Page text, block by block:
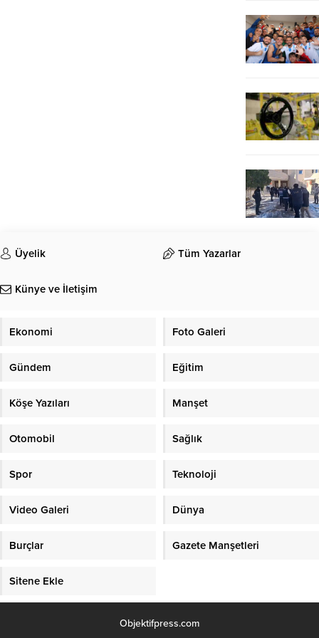
Üyelik Tüm Yazarlar
Künye ve İletişim
Ekonomi Foto Galeri
Gündem Eğitim
Köşe Yazıları Manşet
Otomobil Sağlık
Spor Teknoloji
Video Galeri Dünya
Burçlar Gazete Manşetleri
Sitene Ekle
Objektifpress.com